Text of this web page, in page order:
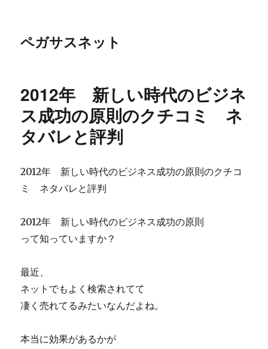
ペガサスネット
2012年 新しい時代のビジネ
ス成功の原則のクチコミ ネ
タバレと評判
2012年 新しい時代のビジネス成功の原則のクチコ
ミ ネタバレと評判
2012年 新しい時代のビジネス成功の原則
って知っていますか？
最近、
ネットでもよく検索されてて
凄く売れてるみたいなんだよね。
本当に効果があるかが